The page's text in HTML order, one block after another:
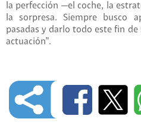
la perfección —el coche, la
la sorpresa. Siempre busco
pasadas y darlo todo este fin
actuación”.